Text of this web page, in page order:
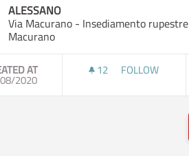
ALESSANO
Via Macurano - Insediamento rupestre
Macurano
AT
2020
12 12 FOLLOWERS
FOLLOW